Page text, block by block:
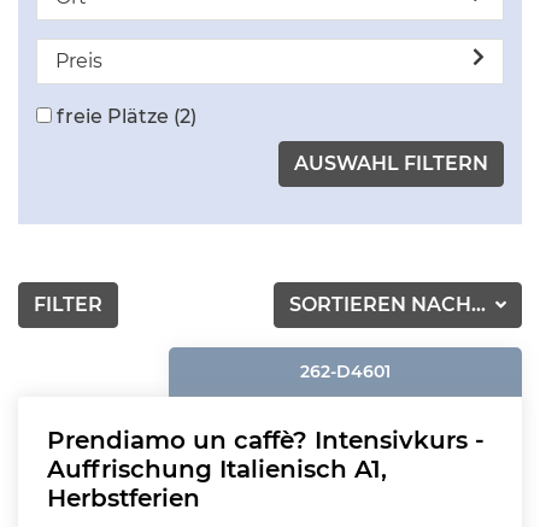
Preis
freie Plätze (2)
SORTIEREN NACH...
FILTER
262-D4601
Prendiamo un caffè? Intensivkurs -
Auffrischung Italienisch A1,
Herbstferien